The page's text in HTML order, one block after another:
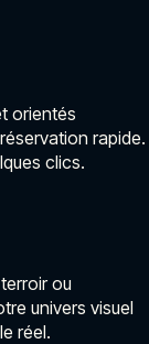
orientés
rapide.
clics.
ou
univers visuel
réel.